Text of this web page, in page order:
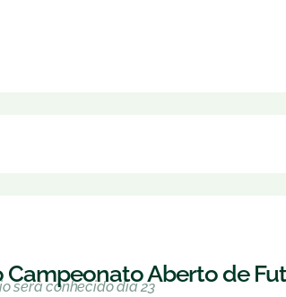
Campeonato Aberto de
será conhecido dia 23